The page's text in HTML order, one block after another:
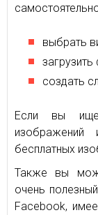
выбрать
создать
Если вы
бесплатных
Также вы
очень
Facebook,